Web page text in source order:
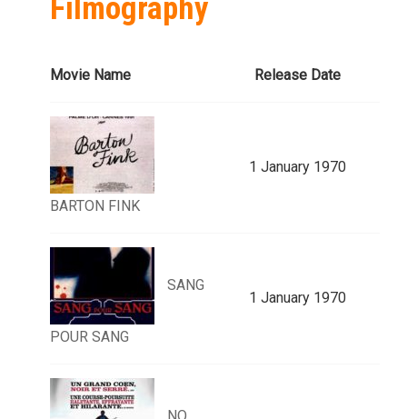
Filmography
Movie Name Release Date
BARTON FINK
1 January 1970
SANG
POUR SANG
1 January 1970